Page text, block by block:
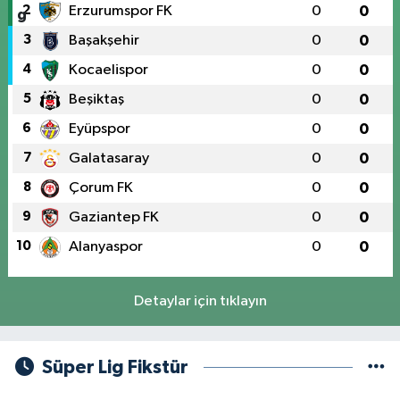
2 Erzurumspor FK 0 0
3 Başakşehir 0 0
4 Kocaelispor 0 0
5 Beşiktaş 0 0
6 Eyüpspor 0 0
7 Galatasaray 0 0
8 Çorum FK 0 0
9 Gaziantep FK 0 0
10 Alanyaspor 0 0
Detaylar için tıklayın
Süper Lig Fikstür